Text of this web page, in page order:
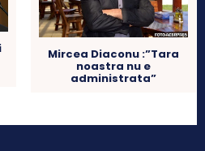
Mircea Diaconu :”Tara
noastra nu e
administrata”